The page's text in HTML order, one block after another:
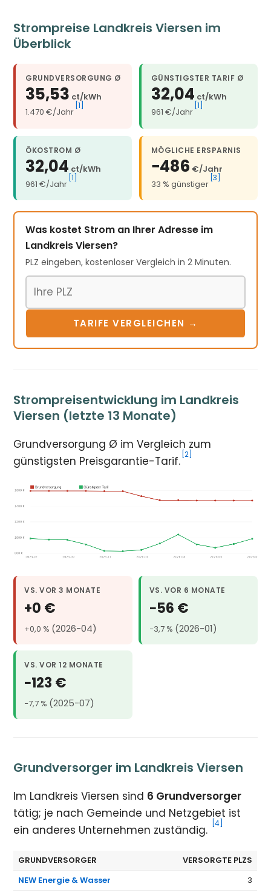
Strompreise Landkreis Viersen im
Überblick
GRUNDVERSORGUNG Ø
35,53 ct/kWh
1.470 €/Jahr
[1]
GÜNSTIGSTER TARIF Ø
32,04 ct/kWh
961 €/Jahr
[1]
ÖKOSTROM Ø
32,04 ct/kWh
961 €/Jahr
[1]
MÖGLICHE ERSPARNIS
−486 €/Jahr
33 % günstiger
[3]
Was kostet Strom an Ihrer Adresse im
Landkreis Viersen?
PLZ eingeben, kostenloser Vergleich in 2 Minuten.
TARIFE VERGLEICHEN →
Strompreisentwicklung im Landkreis
Viersen (letzte 13 Monate)
Grundversorgung Ø im Vergleich zum
günstigsten Preisgarantie-Tarif. [2]
VS. VOR 3 MONATE
+0 €
+0,0 % (2026-04)
VS. VOR 6 MONATE
−56 €
−3,7 % (2026-01)
VS. VOR 12 MONATE
−123 €
−7,7 % (2025-07)
Grundversorger im Landkreis Viersen
Im Landkreis Viersen sind 6 Grundversorger
tätig; je nach Gemeinde und Netzgebiet ist
ein anderes Unternehmen zuständig.
[4]
GRUNDVERSORGER
VERSORGTE PLZS
NEW Energie & Wasser
3